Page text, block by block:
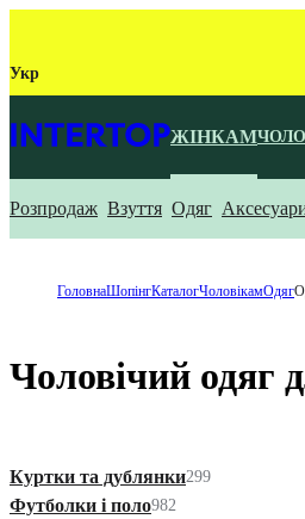
Укр
ЖІНКАМ
Розпродаж Взуття Одяг
ГоловнаШопінгКаталогЧоловікамОдяг
Чоловічий одяг
Куртки та дублянки299
Футболки і поло982